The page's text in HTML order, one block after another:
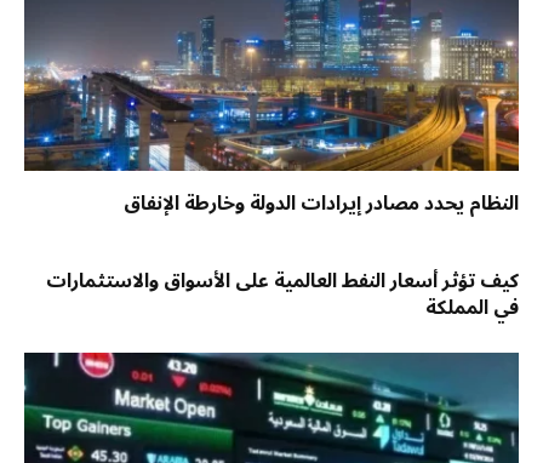
النظام يحدد مصادر إيرادات الدولة وخارطة الإنفاق
كيف تؤثر أسعار النفط العالمية على الأسواق والاستثمارات
في المملكة